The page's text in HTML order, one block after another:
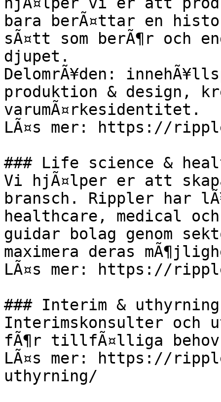
bara berÃ¤ttar en
sÃ¤tt som berÃ¶r och
djupet.
DelomrÃ¥den:
produktion & design,
varumÃ¤rkesidentitet.
LÃ¤s mer: https://
### Life science &
Vi hjÃ¤lper er att
bransch. Rippler har
healthcare, medical
guidar bolag genom
maximera deras
LÃ¤s mer: https://
### Interim & uthyrning
Interimskonsulter och
fÃ¶r tillfÃ¤lliga behov
LÃ¤s mer: https://
uthyrning/